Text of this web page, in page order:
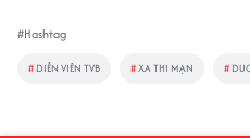
#Hashtag
# DIỄN VIÊN TVB #XA THI MẠN #